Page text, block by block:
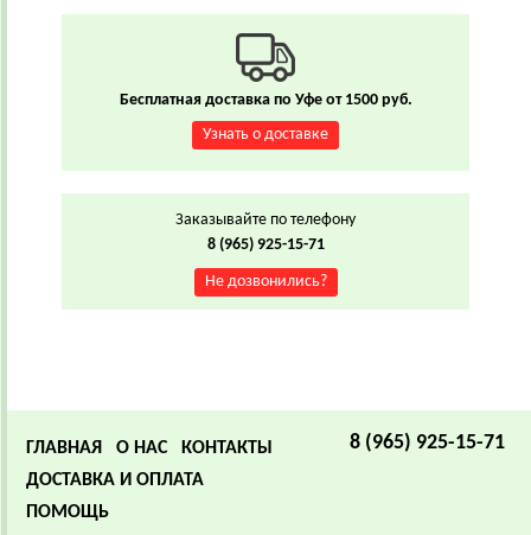
Бесплатная доставка по Уфе от 1500 руб.
Узнать о доставке
Заказывайте по телефону
8 (965) 925-15-71
Не дозвонились?
8 (965) 925-15-71
ГЛАВНАЯ О НАС
КОНТАКТЫ
ДОСТАВКА И ОПЛАТА
ПОМОЩЬ